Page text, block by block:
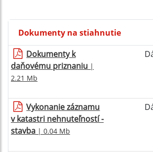
Dokumenty na stiahnutie
Dokumenty k
daňovému priznaniu |
2.21 Mb
Vykonanie záznamu
v katastri nehnuteľností -
stavba | 0.04 Mb